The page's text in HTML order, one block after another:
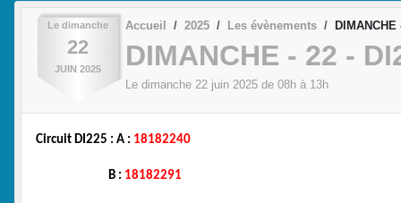
Le dimanche
22
JUIN 2025
Accueil 2025 Les évènements
DIMANCHE - 22 -
Le dimanche 22 juin 2025 de 08h à 13h
Circuit DI225 : A : 18182240
B : 18182291